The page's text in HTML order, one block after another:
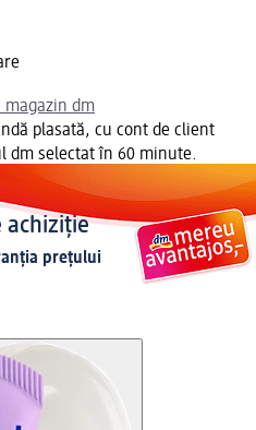
dm
plasată, cu cont de client
dm selectat în 60 minute.
achiziție
prețului